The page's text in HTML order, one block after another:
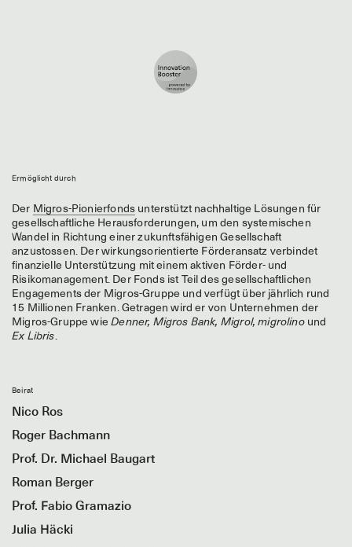
Ermöglicht durch
Der Migros-Pionierfonds unterstützt nachhaltige Lösungen für
gesellschaftliche Herausforderungen, um den systemischen
Wandel in Richtung einer zukunftsfähigen Gesellschaft
anzustossen. Der wirkungsorientierte Förderansatz verbindet
finanzielle Unterstützung mit einem aktiven Förder- und
Risikomanagement. Der Fonds ist Teil des gesellschaftlichen
Engagements der Migros-Gruppe und verfügt über jährlich rund
15 Millionen Franken. Getragen wird er von Unternehmen der
Migros-Gruppe wieDenner, Migros Bank, Migrol, migrolinound
Ex Libris.
Beirat
Nico Ros
Roger Bachmann
Prof. Dr. Michael Baugart
Roman Berger
Prof. Fabio Gramazio
Julia Häcki